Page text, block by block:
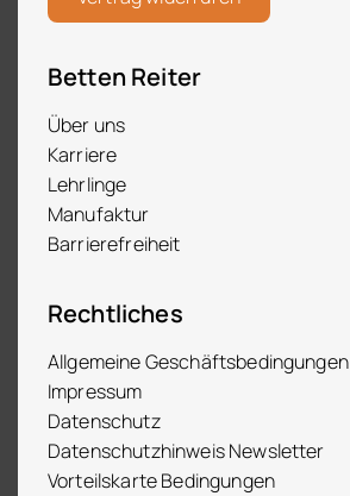
Betten Reiter
Über uns
Karriere
Lehrlinge
Manufaktur
Barrierefreiheit
Rechtliches
Allgemeine Geschäftsbedingungen
Impressum
Datenschutz
Datenschutzhinweis Newsletter
Vorteilskarte Bedingungen